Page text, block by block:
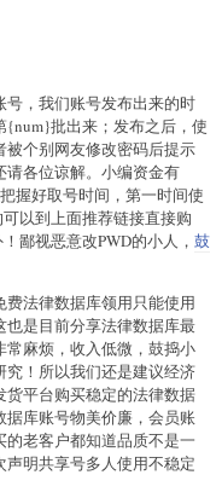
号，我们账号发布出来的时
批出来；发布之后，使
个别网友修改密码后提示
请各位谅解。小编资金有
握好取号时间，第一时间使
以到上面推荐链接直接购
鄙视恶意改PWD的小人， 鼓
法律数据库领用只能使用
是目前分享法律数据库最
麻烦，收入低微，鼓捣小
！所以我们还是建议经济
平台购买稳定的法律数据
库账号物美价廉，会员账
老客户都知道品质不是一
明共享号多人使用不稳定